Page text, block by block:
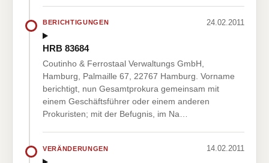
BERICHTIGUNGEN 24.02.2011
HRB 83684
Coutinho & Ferrostaal Verwaltungs GmbH,
Hamburg, Palmaille 67, 22767 Hamburg. Vorname
berichtigt, nun Gesamtprokura gemeinsam mit
einem Geschäftsführer oder einem anderen
Prokuristen; mit der Befugnis, im Na…
VERÄNDERUNGEN 14.02.2011